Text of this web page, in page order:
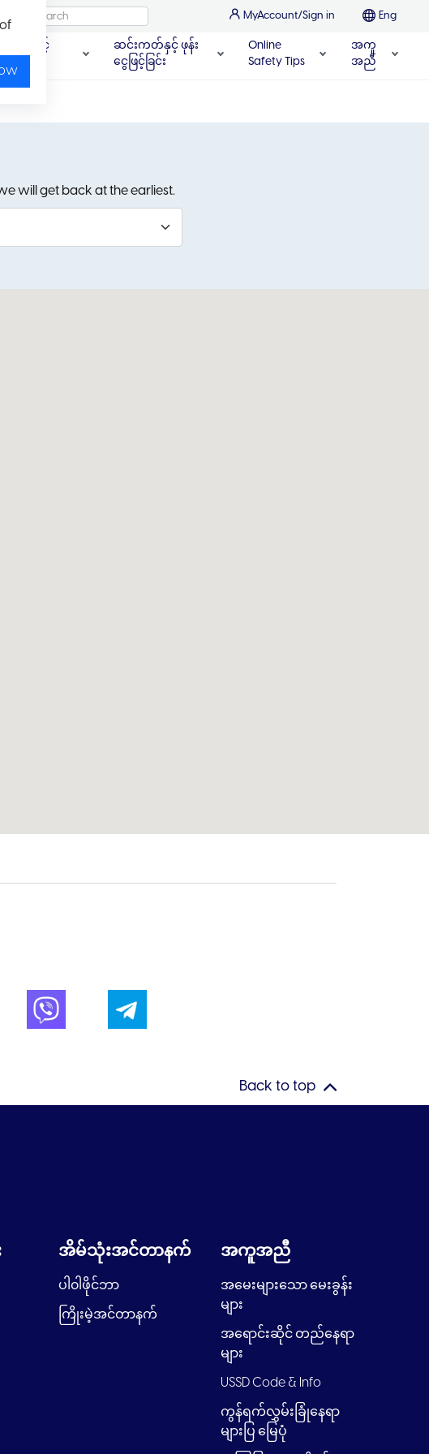
MyAccount/Sign in Eng
ကေ့ချ်နှင့်
ထားများ
ဆင်းကတ်နှင့် ဖုန်း
ငွေဖြင့်ခြင်း
Online
Safety Tips
အကူ
အညီ
will get back at the earliest.
Back to top
အိမ်သုံးအင်တာနက်
ပါ၀ါဖိုင်ဘာ
ကြိုးမဲ့အင်တာနက်
အကူအညီ
အမေးများသော မေးခွန်း
များ
အရောင်းဆိုင် တည်နေရာ
များ
USSD Code & Info
ကွန်ရက်လွှမ်းခြုံနေရာ
များပြ မြေပုံ